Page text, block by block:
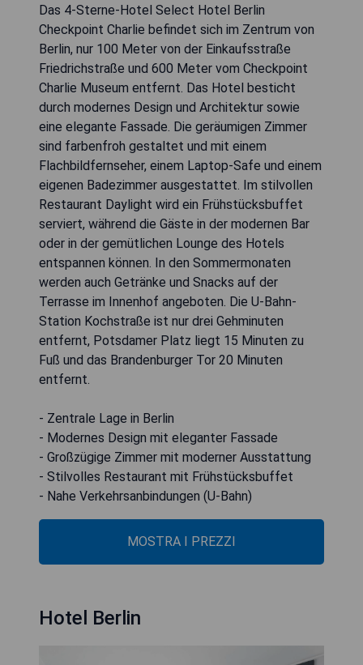
Das 4-Sterne-Hotel Select Hotel Berlin
Checkpoint Charlie befindet sich im Zentrum von
Berlin, nur 100 Meter von der Einkaufsstraße
Friedrichstraße und 600 Meter vom Checkpoint
Charlie Museum entfernt. Das Hotel besticht
durch modernes Design und Architektur sowie
eine elegante Fassade. Die geräumigen Zimmer
sind farbenfroh gestaltet und mit einem
Flachbildfernseher, einem Laptop-Safe und einem
eigenen Badezimmer ausgestattet. Im stilvollen
Restaurant Daylight wird ein Frühstücksbuffet
serviert, während die Gäste in der modernen Bar
oder in der gemütlichen Lounge des Hotels
entspannen können. In den Sommermonaten
werden auch Getränke und Snacks auf der
Terrasse im Innenhof angeboten. Die U-Bahn-
Station Kochstraße ist nur drei Gehminuten
entfernt, Potsdamer Platz liegt 15 Minuten zu
Fuß und das Brandenburger Tor 20 Minuten
entfernt.
- Zentrale Lage in Berlin
- Modernes Design mit eleganter Fassade
- Großzügige Zimmer mit moderner Ausstattung
- Stilvolles Restaurant mit Frühstücksbuffet
- Nahe Verkehrsanbindungen (U-Bahn)
MOSTRA I PREZZI
Hotel Berlin